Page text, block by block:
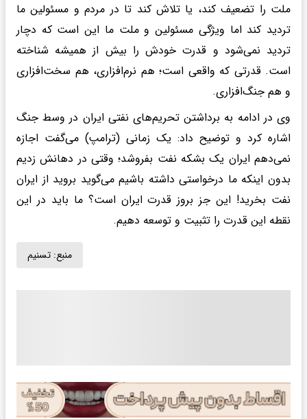
ملت را تضعیف کند، یا تلاش کند تا در مردم و مسئولین ما
تردید کند اما ویژگی مسئولین و ملت ما این است که دچار
تردید نمی‌شود و قدرت خودش را بیش از همیشه شناخته
است. قدرتی که واقعی است؛ هم نرم‌افزاری، هم سخت‌افزاری
و هم جنگ‌افزاری.
وی در ادامه به برداشتن تحریم‌های نفتی ایران در وسط جنگ
اشاره کرد و توضیح داد: یک زمانی (ترامپ) می‌گفت اجازه
نمی‌دهم ایران یک بشکه نفت بفروشد؛ وقتی در دهانش زدیم
بدون اینکه ما درخواستی داشته باشیم می‌گوید بروید از ایران
نفت بخرید! این جز بروز قدرت ایران است؟ ما باید در این
نقطه این قدرت را تثبیت و توسعه دهیم.
منبع: تسنیم